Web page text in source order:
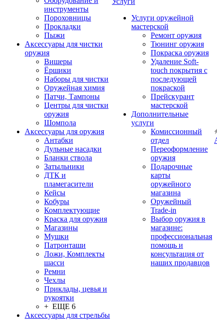
инструменты
Пороховницы
Прокладки
Пыжи
Аксессуары для чистки
оружия
Вишеры
Ёршики
Наборы для чистки
Оружейная химия
Патчи, Тампоны
Центры для чистки
оружия
Шомпола
Аксессуары для оружия
Антабки
Дульные насадки
Бланки ствола
Затыльники
ДТК и
пламегасители
Кейсы
Кобуры
Комплектующие
Краска для оружия
Магазины
Мушки
Патронташи
Ложи, Комплекты
шасси
Ремни
Чехлы
Приклады, цевья и
рукоятки
+ ЕЩЕ 6
Аксессуары для стрельбы
Услуги оружейной
мастерской
Ремонт оружия
Тюнинг оружия
Покраска оружия
Удаление Soft-
touch покрытия с
последующей
покраской
Прейскурант
мастерской
Дополнительные
услуги
Комиссионный
отдел
Переоформление
оружия
Подарочные
карты
оружейного
магазина
Оружейный
Trade-in
Выбор оружия в
магазине:
профессиональная
помощь и
консультация от
наших продавцов